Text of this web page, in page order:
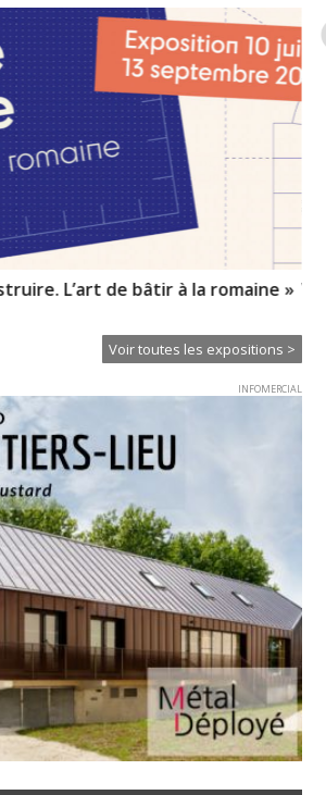
L’art de bâtir à la romaine »
Voir toutes les expositions >
INFOMERCIAL